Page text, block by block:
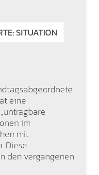
SITUATION
eine
im
mit
Diese
den vergangenen